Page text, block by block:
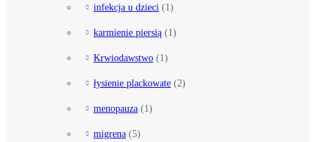
infekcja u dzieci (1)
karmienie piersią (1)
Krwiodawstwo (1)
łysienie plackowate (2)
menopauza (1)
migrena (5)